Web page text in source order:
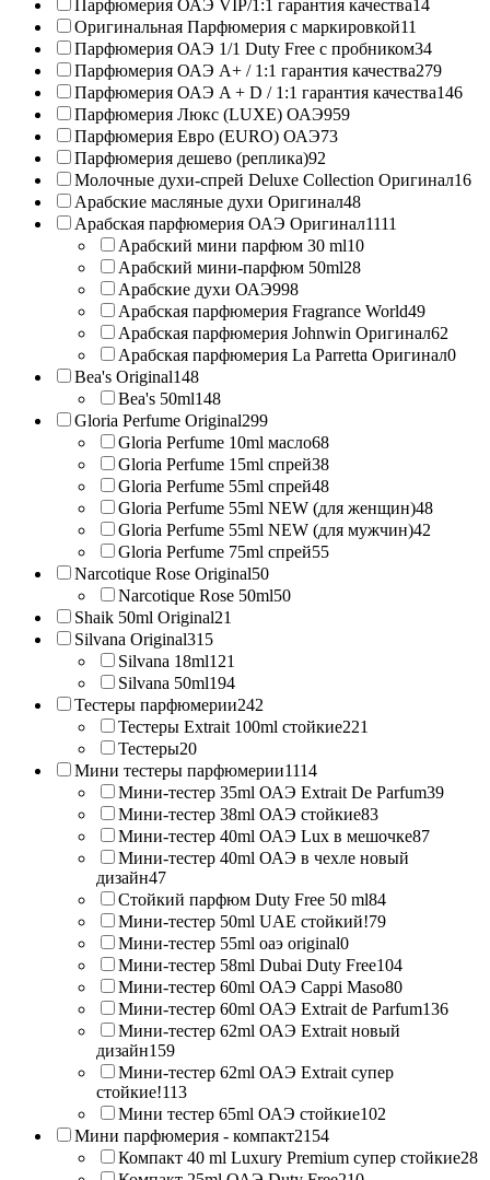
Парфюмерия ОАЭ VIP/1:1 гарантия качества14
Оригинальная Парфюмерия с маркировкой11
Парфюмерия ОАЭ 1/1 Duty Free с пробником34
Парфюмерия ОАЭ A+ / 1:1 гарантия качества279
Парфюмерия ОАЭ A + D / 1:1 гарантия качества146
Парфюмерия Люкс (LUXE) ОАЭ959
Парфюмерия Евро (EURO) ОАЭ73
Парфюмерия дешево (реплика)92
Молочные духи-спрей Deluxe Collection Оригинал16
Арабские масляные духи Оригинал48
Арабская парфюмерия ОАЭ Оригинал1111
Арабский мини парфюм 30 ml10
Арабский мини-парфюм 50ml28
Арабские духи ОАЭ998
Арабская парфюмерия Fragrance World49
Арабская парфюмерия Johnwin Оригинал62
Арабская парфюмерия La Parretta Оригинал0
Bea's Original148
Bea's 50ml148
Gloria Perfume Original299
Gloria Perfume 10ml масло68
Gloria Perfume 15ml спрей38
Gloria Perfume 55ml спрей48
Gloria Perfume 55ml NEW (для женщин)48
Gloria Perfume 55ml NEW (для мужчин)42
Gloria Perfume 75ml спрей55
Narcotique Rose Original50
Narcotique Rose 50ml50
Shaik 50ml Original21
Silvana Original315
Silvana 18ml121
Silvana 50ml194
Тестеры парфюмерии242
Тестеры Extrait 100ml стойкие221
Тестеры20
Мини тестеры парфюмерии1114
Мини-тестер 35ml ОАЭ Extrait De Parfum39
Мини-тестер 38ml ОАЭ стойкие83
Мини-тестер 40ml ОАЭ Lux в мешочке87
Мини-тестер 40ml ОАЭ в чехле новый
дизайн47
Стойкий парфюм Duty Free 50 ml84
Мини-тестер 50ml UAE стойкий!79
Мини-тестер 55ml оаэ original0
Мини-тестер 58ml Dubai Duty Free104
Мини-тестер 60ml ОАЭ Cappi Maso80
Мини-тестер 60ml ОАЭ Extrait de Parfum136
Мини-тестер 62ml ОАЭ Extrait новый
дизайн159
Мини-тестер 62ml ОАЭ Extrait супер
стойкие!113
Мини тестер 65ml ОАЭ стойкие102
Мини парфюмерия - компакт2154
Компакт 40 ml Luxury Premium супер стойкие28